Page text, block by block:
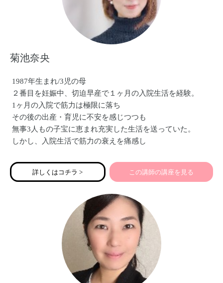
菊池奈央
1987年生まれ/3児の母
２番目を妊娠中、切迫早産で１ヶ月の入院生活を経験。
1ヶ月の入院で筋力は極限に落ち
その後の出産・育児に不安を感じつつも
無事3人もの子宝に恵まれ充実した生活を送っていた。
しかし、入院生活で筋力の衰えを痛感し
切迫早産で入院する女性の多さに気づき
パーソナルトレーナーを目指す。
【全ての女性に彩り”豊かな人生を】をモットーに
【アンダーリップトリートメント®講座】
【ズボラでも楽しめる布ナプキン講座】
【親子の絆を深める性教育講座】を開催中
詳しくはコチラ > この講師の講座を見る